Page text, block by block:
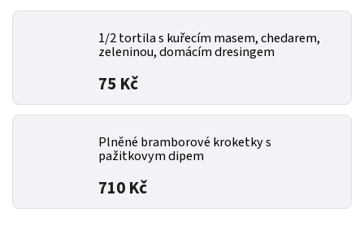
1/2 tortila s kuřecím masem, chedarem,
zeleninou, domácím dresingem
75 Kč
Plněné bramborové kroketky s
pažitkovym dipem
710 Kč